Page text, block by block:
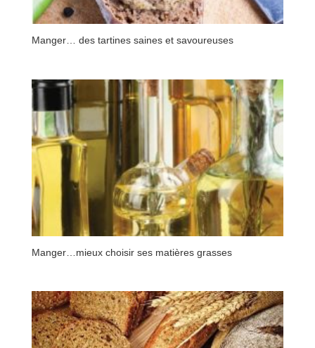
Manger… des tartines saines et savoureuses
Manger…mieux choisir ses matières grasses